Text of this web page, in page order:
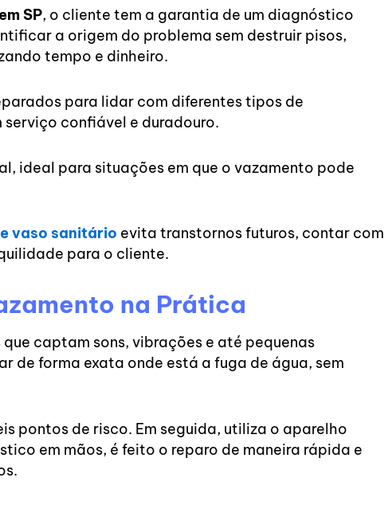
SP, o cliente tem a garantia de um diagnóstico
a origem do problema sem destruir pisos,
tempo e dinheiro.
para lidar com diferentes tipos de
confiável e duradouro.
ideal para situações em que o vazamento pode
vaso sanitário evita transtornos futuros, contar com
para o cliente.
na Prática
captam sons, vibrações e até pequenas
de forma exata onde está a fuga de água, sem
pontos de risco. Em seguida, utiliza o aparelho
em mãos, é feito o reparo de maneira rápida e